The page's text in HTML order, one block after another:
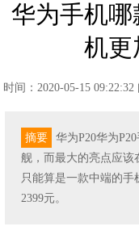
华为手机
机更
时间：2020-05-15 09:22:32
摘要
华为P20华为
舰，而最大的亮点应该
只能算是一款中端的
2399元。